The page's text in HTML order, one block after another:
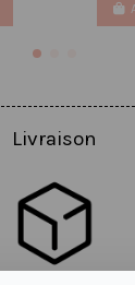
Livraison